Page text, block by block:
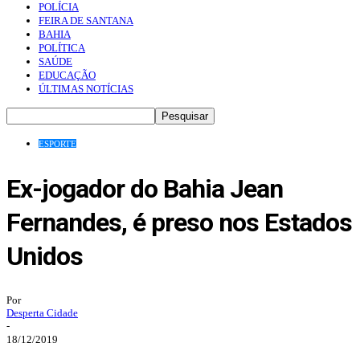
POLÍCIA
FEIRA DE SANTANA
BAHIA
POLÍTICA
SAÚDE
EDUCAÇÃO
ÚLTIMAS NOTÍCIAS
ESPORTE
Ex-jogador do Bahia Jean
Fernandes, é preso nos Estados
Unidos
Por
Desperta Cidade
-
18/12/2019